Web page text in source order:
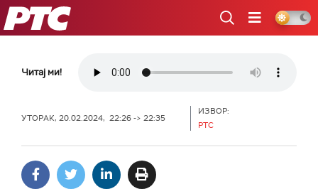
РТС
Читај ми!
УТОРАК, 20.02.2024, 22:26 -> 22:35
ИЗВОР:
РТС